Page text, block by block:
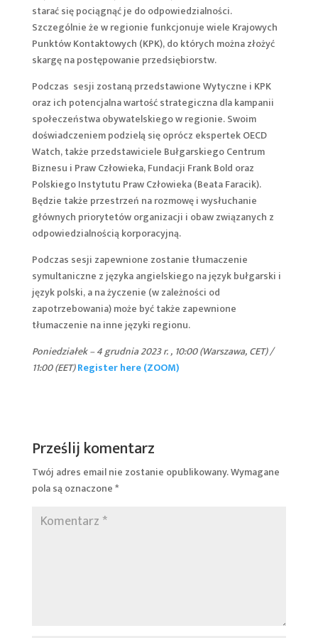
starać się pociągnąć je do odpowiedzialności.
Szczególnie że w regionie funkcjonuje wiele Krajowych
Punktów Kontaktowych (KPK), do których można złożyć
skargę na postępowanie przedsiębiorstw.
Podczas sesji zostaną przedstawione Wytyczne i KPK
oraz ich potencjalna wartość strategiczna dla kampanii
społeczeństwa obywatelskiego w regionie. Swoim
doświadczeniem podzielą się oprócz ekspertek OECD
Watch, także przedstawiciele Bułgarskiego Centrum
Biznesu i Praw Człowieka, Fundacji Frank Bold oraz
Polskiego Instytutu Praw Człowieka (Beata Faracik).
Będzie także przestrzeń na rozmowę i wysłuchanie
głównych priorytetów organizacji i obaw związanych z
odpowiedzialnością korporacyjną.
Podczas sesji zapewnione zostanie tłumaczenie
symultaniczne z języka angielskiego na język bułgarski i
język polski, a na życzenie (w zależności od
zapotrzebowania) może być także zapewnione
tłumaczenie na inne języki regionu.
Poniedziałek – 4 grudnia 2023 r. , 10:00 (Warszawa, CET) /
11:00 (EET)Register here (ZOOM)
Prześlij komentarz
Twój adres email nie zostanie opublikowany.Wymagane
pola są oznaczone*